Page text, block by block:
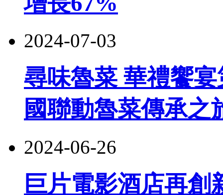
2024-07-03
尋味魯菜 華禮饗
國聯動魯菜傳承之
2024-06-26
巨片電影酒店再創